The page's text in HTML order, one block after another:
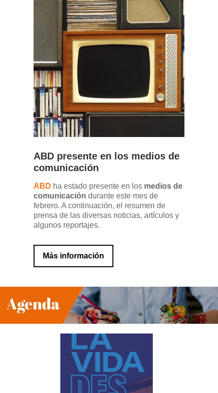
ABD presente en los medios de
comunicación
ABD ha estado presente en los medios de
comunicación durante este mes de
febrero. A continuación, el resumen de
prensa de las diversas noticias, artículos y
algunos reportajes.
Más información